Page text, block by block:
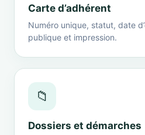
Carte d’adhérent
Numéro unique, statut, date
publique et impression.
📁
Dossiers et démarches